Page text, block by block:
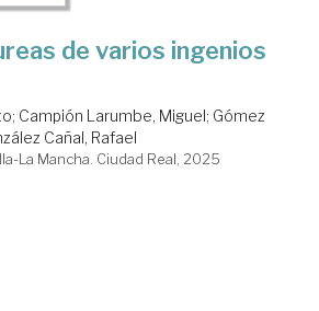
de varios ingenios
; Campión Larumbe, Miguel; Gómez
Cañal, Rafael
La Mancha. Ciudad Real, 2025